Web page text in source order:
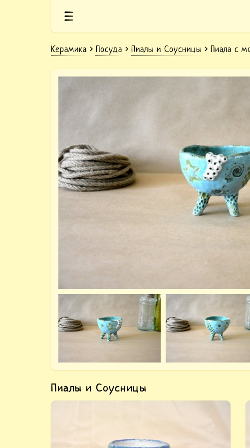
Керамика Посуда Пиалы и Соусницы Пиала с
Глиняная пиала с морскими
Пиалы и Соусницы
Купить «Тарелка керамическая голубая».